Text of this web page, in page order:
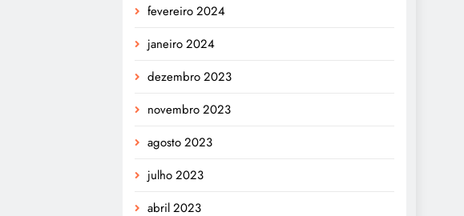
fevereiro 2024
janeiro 2024
dezembro 2023
novembro 2023
agosto 2023
julho 2023
abril 2023